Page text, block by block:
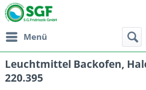
Menü
Leuchtmittel Backofen,
220.395